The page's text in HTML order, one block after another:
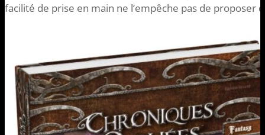
facilité de prise en main ne l’empêche pas de proposer